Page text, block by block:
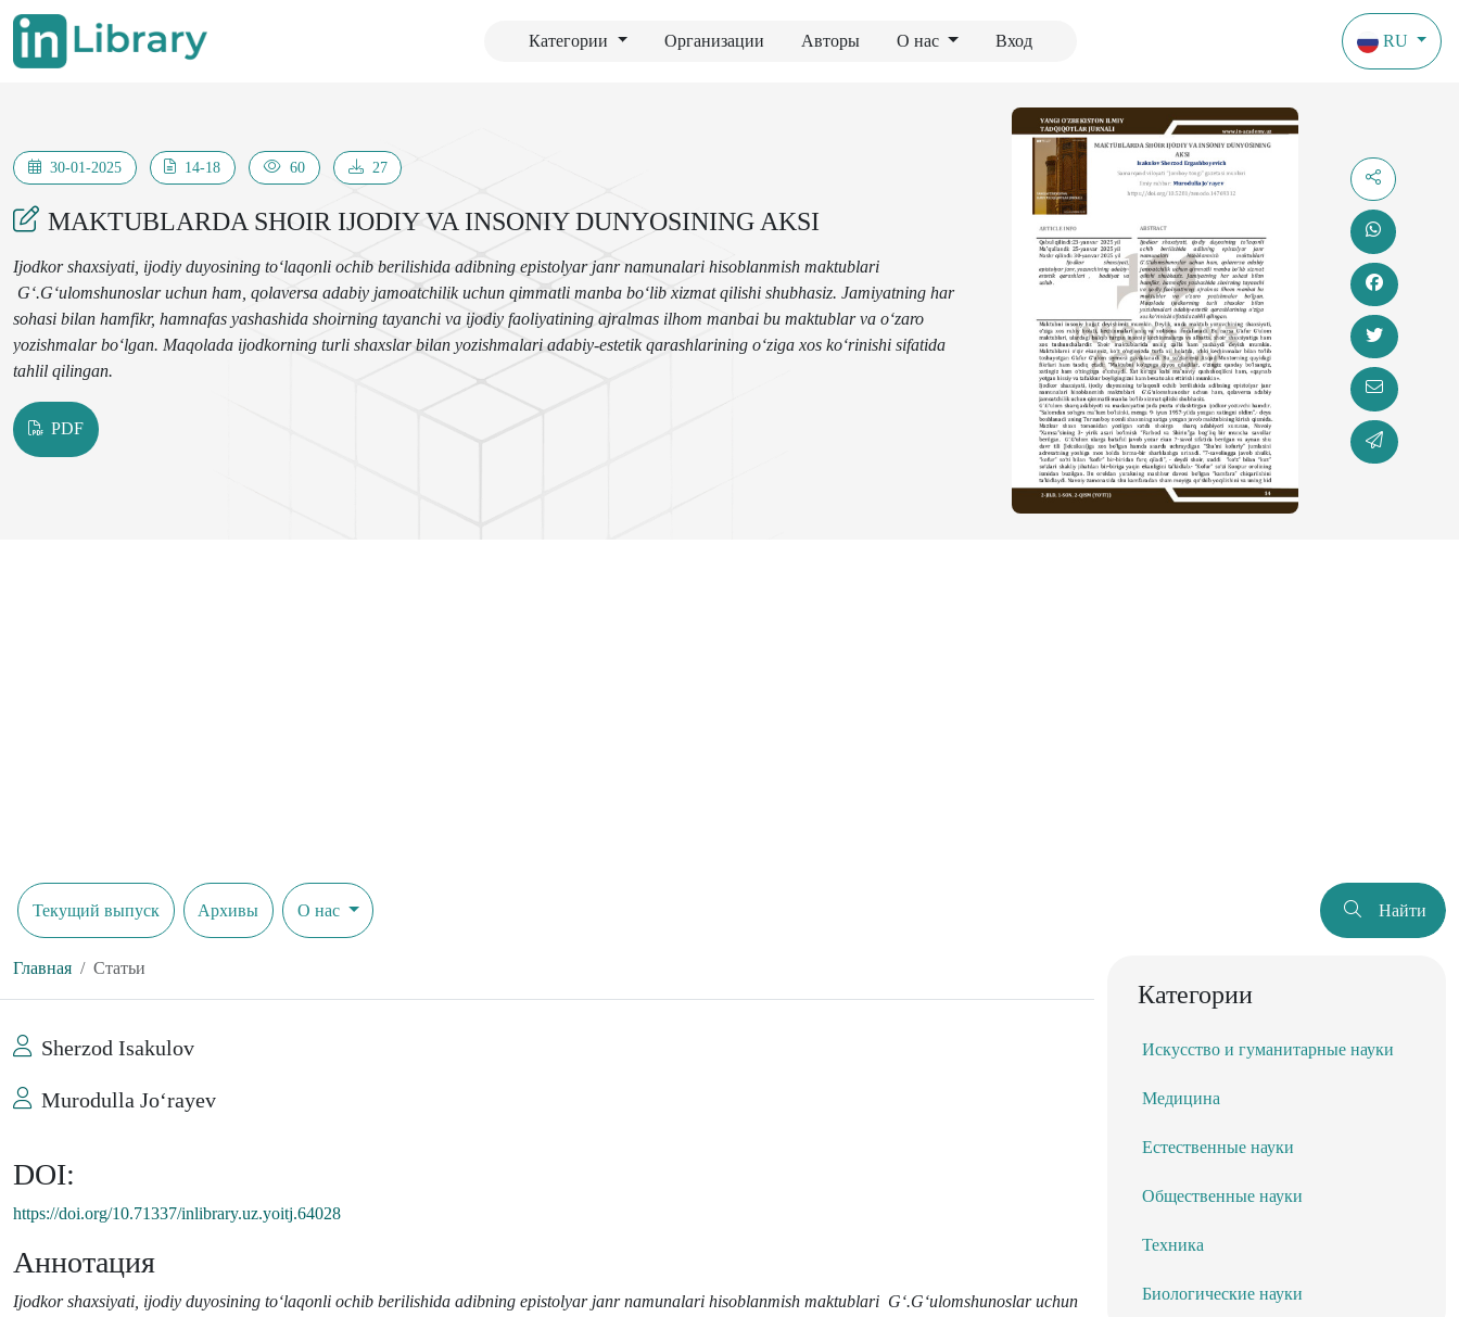
Категории Организации Авторы О нас Вход RU
30-01-2025 14-18 60 27
MAKTUBLARDA SHOIR IJODIY VA INSONIY DUNYOSINING AKSI
Ijodkor shaxsiyati, ijodiy duyosining to‘laqonli ochib berilishida adibning epistolyar janr namunalari hisoblanmish maktublari
G‘.G‘ulomshunoslar uchun ham, qolaversa adabiy jamoatchilik uchun qimmatli manba bo‘lib xizmat qilishi shubhasiz. Jamiyatning har
sohasi bilan hamfikr, hamnafas yashashida shoirning tayanchi va ijodiy faoliyatining ajralmas ilhom manbai bu maktublar va o‘zaro
yozishmalar bo‘lgan. Maqolada ijodkorning turli shaxslar bilan yozishmalari adabiy-estetik qarashlarining o‘ziga xos ko‘rinishi sifatida
tahlil qilingan.
PDF
Текущий выпуск Архивы О нас Найти
Главная Статьи
Sherzod Isakulov
Murodulla Jo‘rayev
DOI:
https://doi.org/10.71337/inlibrary.uz.yoitj.64028
Аннотация
Ijodkor shaxsiyati, ijodiy duyosining to‘laqonli ochib berilishida adibning epistolyar janr namunalari hisoblanmish maktublari G‘.G‘ulomshunoslar uchun
Категории
Искусство и гуманитарные науки
Медицина
Естественные науки
Общественные науки
Техника
Биологические науки